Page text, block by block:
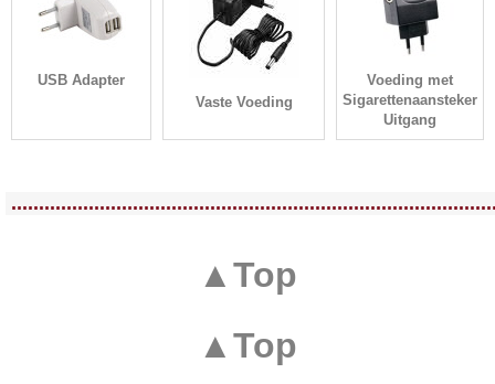
USB Adapter
Vaste Voeding
Voeding met
Sigarettenaansteker
Uitgang
▲Top
▲Top